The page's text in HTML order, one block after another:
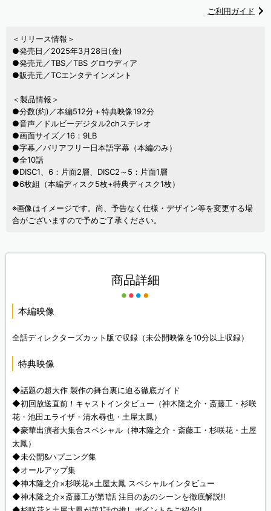
ご利用ガイド
＜リリース情報＞
●発売日／2025年3月28日(金)
●発売元／TBS／TBS グロウディア
●販売元／TCエンタテインメント
＜製品情報＞
●分数(約)／本編512分＋特典映像192分
●音声／ドルビーデジタル2chステレオ
●画面サイズ／16：9LB
●字幕／バリアフリー日本語字幕（本編のみ）
●全10話
●DISC1、6：片面2層、DISC2～5：片面1層
●6枚組（本編ディスク5枚+特典ディスク1枚）
※画像はイメージです。尚、予告なく仕様・デザイン等を変更する場
合がございますので予めご了承ください。
商品詳細
本編映像
全話ディレクターズカット版で収録（未公開映像を10分以上収録）
特典映像
◆話題の超大作 製作の舞台裏に迫る徹底ガイド
◆初回放送直前！キャストインタビュー（神木隆之介・斎藤工・杉咲
花・池田エライザ・清水尋也・土屋太鳳）
◆豪華出演者大集合スペシャル（神木隆之介・斎藤工・杉咲花・土屋
太鳳）
◆未公開&ハプニング集
◆オールアップ集
◆神木隆之介×杉咲花×土屋太鳳 スペシャルインタビュー
◆神木隆之介×斎藤工が第1話 注目のあのシーンを徹底解説!!